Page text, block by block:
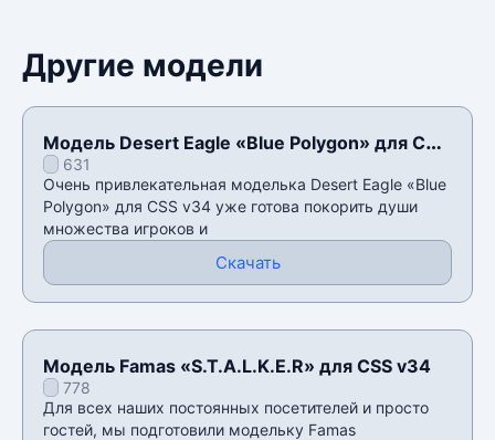
Другие модели
Модель Desert Eagle «Blue Polygon» для CSS
v34631
Очень привлекательная моделька Desert Eagle «Blue
Polygon» для CSS v34 уже готова покорить души
множества игроков и
Скачать
Модель Famas «S.T.A.L.K.E.R» для CSS v34
778
Для всех наших постоянных посетителей и просто
гостей, мы подготовили модельку Famas